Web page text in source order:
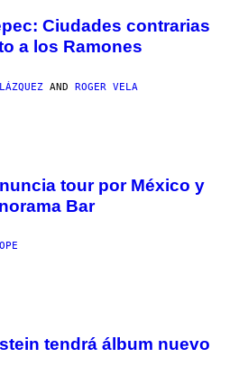
Ciudades contrarias
a los Ramones
AND ROGER VELA
tour por México y
Bar
tendrá álbum nuevo